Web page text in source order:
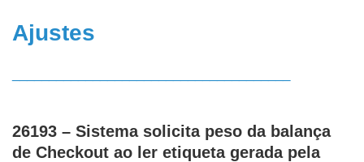
Ajustes
26193 – Sistema solicita peso da balança
de Checkout ao ler etiqueta gerada pela